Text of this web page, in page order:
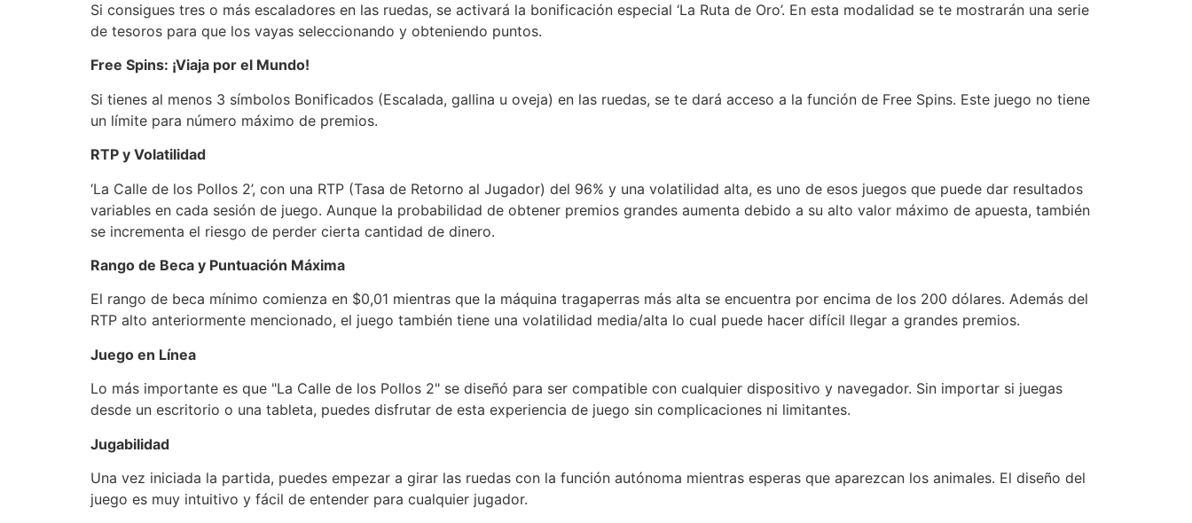
Si consigues tres o más escaladores en las ruedas, se activará la bonificación especial ‘La Ruta de Oro’. En esta modalidad se te mostrarán una serie
de tesoros para que los vayas seleccionando y obteniendo puntos.
Free Spins: ¡Viaja por el Mundo!
Si tienes al menos 3 símbolos Bonificados (Escalada, gallina u oveja) en las ruedas, se te dará acceso a la función de Free Spins. Este juego no tiene
un límite para número máximo de premios.
RTP y Volatilidad
‘La Calle de los Pollos 2’, con una RTP (Tasa de Retorno al Jugador) del 96% y una volatilidad alta, es uno de esos juegos que puede dar resultados
variables en cada sesión de juego. Aunque la probabilidad de obtener premios grandes aumenta debido a su alto valor máximo de apuesta, también
se incrementa el riesgo de perder cierta cantidad de dinero.
Rango de Beca y Puntuación Máxima
El rango de beca mínimo comienza en $0,01 mientras que la máquina tragaperras más alta se encuentra por encima de los 200 dólares. Además del
RTP alto anteriormente mencionado, el juego también tiene una volatilidad media/alta lo cual puede hacer difícil llegar a grandes premios.
Juego en Línea
Lo más importante es que "La Calle de los Pollos 2" se diseñó para ser compatible con cualquier dispositivo y navegador. Sin importar si juegas
desde un escritorio o una tableta, puedes disfrutar de esta experiencia de juego sin complicaciones ni limitantes.
Jugabilidad
Una vez iniciada la partida, puedes empezar a girar las ruedas con la función autónoma mientras esperas que aparezcan los animales. El diseño del
juego es muy intuitivo y fácil de entender para cualquier jugador.